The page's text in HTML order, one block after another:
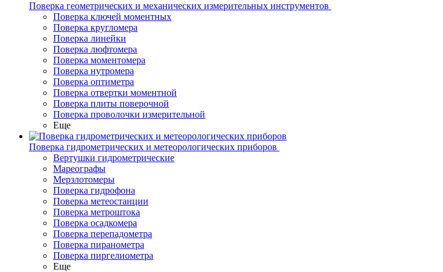
Поверка геометрических и механических измерительных инструментов
Поверка ключей моментных
Поверка кругломера
Поверка линейки
Поверка люфтомера
Поверка моментомера
Поверка нутромера
Поверка оптиметра
Поверка отвертки моментной
Поверка плиты поверочной
Поверка проволочки измерительной
Еще
Поверка гидрометрических и метеорологических приборов
Вертушки гидрометрические
Мареографы
Мерзлотомеры
Поверка гидрофона
Поверка метеостанции
Поверка метроштока
Поверка осадкомера
Поверка перепадометра
Поверка пиранометра
Поверка пиргелиометра
Еще